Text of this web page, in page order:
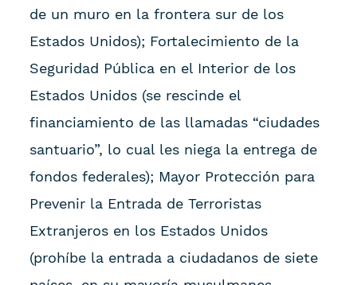
de un muro en la frontera sur de los
Estados Unidos); Fortalecimiento de la
Seguridad Pública en el Interior de los
Estados Unidos (se rescinde el
financiamiento de las llamadas “ciudades
santuario”, lo cual les niega la entrega de
fondos federales); Mayor Protección para
Prevenir la Entrada de Terroristas
Extranjeros en los Estados Unidos
(prohíbe la entrada a ciudadanos de siete